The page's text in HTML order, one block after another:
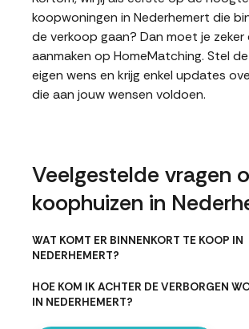
koopwoningen in Nederhemert die
de verkoop gaan? Dan moet je
aanmaken op HomeMatching. Stel
eigen wens en krijg enkel updates
die aan jouw wensen voldoen.
Veelgestelde vragen
koophuizen in
WAT KOMT ER BINNENKORT TE KOOP IN
NEDERHEMERT?
HOE KOM IK ACHTER DE VERBORGEN
IN NEDERHEMERT?